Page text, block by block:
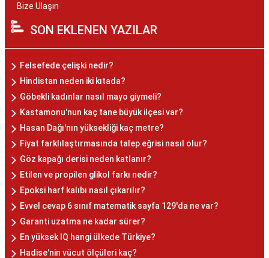
Bize Ulaşın
SON EKLENEN YAZILAR
Felsefede çelişki nedir?
Hindistan neden iki kıtada?
Göbekli kadınlar nasıl mayo giymeli?
Kastamonu'nun kaç tane büyük ilçesi var?
Hasan Dağı'nın yüksekliği kaç metre?
Fiyat farklılaştırmasında talep eğrisi nasıl olur?
Göz kapağı derisi neden katlanır?
Etilen ve propilen glikol farkı nedir?
Epoksi harf kalıbı nasıl çıkarılır?
Evvel cevap 6 sınıf matematik sayfa 129'da ne var?
Garanti uzatma ne kadar sürer?
En yüksek IQ hangi ülkede Türkiye?
Hadise'nin vücut ölçüleri kaç?